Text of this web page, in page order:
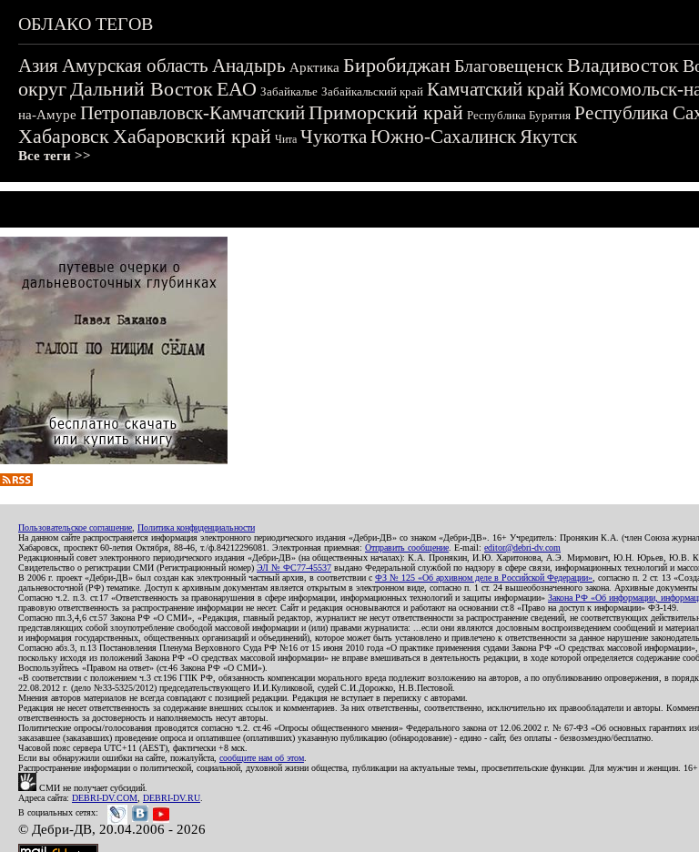
ОБЛАКО ТЕГОВ
АзияАмурская область Анадырь Арктика БиробиджанБлаговещенскВладивосток
округДальний ВостокЕАО Забайкалье Забайкальский край Камчатский крайКомсомольск-
на-Амуре Петропавловск-КамчатскийПриморский край Республика Бурятия Республика
ХабаровскХабаровский край Чита ЧукоткаЮжно-СахалинскЯкутск
Все теги >>
Пользовательское соглашение Политика конфиденциальности
На данном сайте распространяется информация электронного периодического издания «Дебри-ДВ» со знаком «Дебри-ДВ». 16+ Учредитель: Пронякин К.А. (член Союза
Хабаровск, проспект 60-летия Октября, 88-46, т./ф.84212296081. Электронная приемная: Отправить сообщение . E-mail: editor@debri-dv.com
Редакционный совет электронного периодического издания «Дебри-ДВ» (на общественных началах): К.А. Пронякин, И.Ю. Харитонова, А.Э. Мирмович, Ю.Н. Юрьев,
Свидетельство о регистрации СМИ (Регистрационный номер) ЭЛ № ФС77-45537 выдано Федеральной службой по надзору в сфере связи, информационных технологий и
В 2006 г. проект «Дебри-ДВ» был создан как электронный частный архив, в соответствии с ФЗ № 125 «Об архивном деле в Российской Федерации» , согласно п. 2 ст. 13
дальневосточной (РФ) тематике. Доступ к архивным документам является открытым в электронном виде, согласно п. 1 ст. 24 вышеобозначенного закона. Архивные документы
Согласно ч.2. п.3. ст.17 «Ответственность за правонарушения в сфере информации, информационных технологий и защиты информации» Закона РФ «Об информации,
правовую ответственность за распространение информации не несет. Сайт и редакция основываются и работают на основании ст.8 «Право на доступ к информации» ФЗ-149.
Согласно пп.3,4,6 ст.57 Закона РФ «О СМИ», «Редакция, главный редактор, журналист не несут ответственности за распространение сведений, не соответствующих
представляющих собой злоупотребление свободой массовой информации и (или) правами журналиста: ...если они являются дословным воспроизведением сообщений и
и информация государственных, общественных организаций и объединений), которое может быть установлено и привлечено к ответственности за данное нарушение
Согласно абз.3, п.13 Постановления Пленума Верховного Суда РФ №16 от 15 июня 2010 года «О практике применения судами Закона РФ «О средствах массовой
поскольку исходя из положений Закона РФ «О средствах массовой информации» не вправе вмешиваться в деятельность редакции, в ходе которой определяется содержание
Воспользуйтесь «Правом на ответ» (ст.46 Закона РФ «О СМИ»).
«В соответствии с положением ч.3 ст.196 ГПК РФ, обязанность компенсации морального вреда подлежит возложению на авторов, а по опубликованию опровержения, в
22.08.2012 г. (дело №33-5325/2012) председательствующего И.И.Куликовой, судей С.И.Дорожко, Н.В.Пестовой.
Мнения авторов материалов не всегда совпадают с позицией редакции. Редакция не вступает в переписку с авторами.
Редакция не несет ответственность за содержание внешних ссылок и комментариев. За них ответственны, соответственно, исключительно их правообладатели и авторы.
ответственность за достоверность и наполняемость несут авторы.
Политические опросы/голосования проводятся согласно ч.2. ст.46 «Опросы общественного мнения» Федерального закона от 12.06.2002 г. № 67-ФЗ «Об основных гарантиях
заказавшее (заказавших) проведение опроса и оплатившее (оплативших) указанную публикацию (обнародование) - едино - сайт, без оплаты - безвозмездно/бесплатно.
Часовой пояс сервера UTC+11 (AEST), фактически +8 мск.
Если вы обнаружили ошибки на сайте, пожалуйста, сообщите нам об этом
Распространение информации о политической, социальной, духовной жизни общества, публикации на актуальные темы, просветительские функции. Для мужчин и женщин. 16+
СМИ не получает субсидий.
Адреса сайта: DEBRI-DV.COM DEBRI-DV.RU
В социальных сетях:
© Дебри-ДВ, 20.04.2006 - 2026